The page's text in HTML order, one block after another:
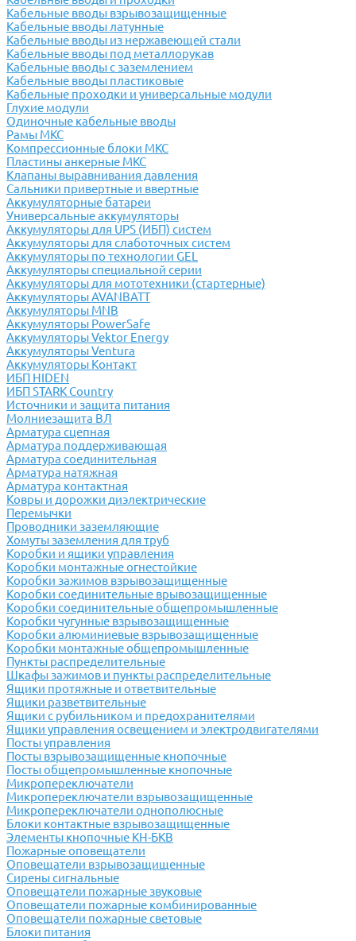
Кабельные вводы взрывозащищенные
Кабельные вводы латунные
Кабельные вводы из нержавеющей стали
Кабельные вводы под металлорукав
Кабельные вводы с заземлением
Кабельные вводы пластиковые
Кабельные проходки и универсальные модули
Глухие модули
Одиночные кабельные вводы
Рамы МКС
Компрессионные блоки МКС
Пластины анкерные МКС
Клапаны выравнивания давления
Сальники привертные и ввертные
Аккумуляторные батареи
Универсальные аккумуляторы
Аккумуляторы для UPS (ИБП) систем
Аккумуляторы для слаботочных систем
Аккумуляторы по технологии GEL
Аккумуляторы специальной серии
Аккумуляторы для мототехники (стартерные)
Аккумуляторы AVANBATT
Аккумуляторы MNB
Аккумуляторы PowerSafe
Аккумуляторы Vektor Energy
Аккумуляторы Ventura
Аккумуляторы Контакт
ИБП HIDEN
ИБП STARK Country
Источники и защита питания
Молниезащита ВЛ
Арматура сцепная
Арматура поддерживающая
Арматура соединительная
Арматура натяжная
Арматура контактная
Ковры и дорожки диэлектрические
Перемычки
Проводники заземляющие
Хомуты заземления для труб
Коробки и ящики управления
Коробки монтажные огнестойкие
Коробки зажимов взрывозащищенные
Коробки соединительные врывозащищенные
Коробки соединительные общепромышленные
Коробки чугунные взрывозащищенные
Коробки алюминиевые взрывозащищенные
Коробки монтажные общепромышленные
Пункты распределительные
Шкафы зажимов и пункты распределительные
Ящики протяжные и ответвительные
Ящики разветвительные
Ящики с рубильником и предохранителями
Ящики управления освещением и электродвигателями
Посты управления
Посты взрывозащищенные кнопочные
Посты общепромышленные кнопочные
Микропереключатели
Микропереключатели взрывозащищенные
Микропереключатели однополюсные
Блоки контактные взрывозащищенные
Элементы кнопочные КН-БКВ
Пожарные оповещатели
Оповещатели взрывозащищенные
Сирены сигнальные
Оповещатели пожарные звуковые
Оповещатели пожарные комбинированные
Оповещатели пожарные световые
Блоки питания